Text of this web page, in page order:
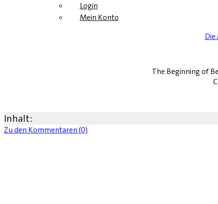
Login
Mein Konto
The Beginning of
Inhalt:
Zu den Kommentaren (0)